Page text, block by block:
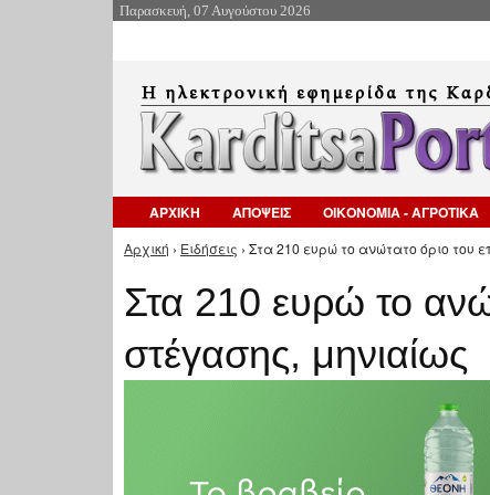
Παρασκευή, 07 Αυγούστου 2026
ΑΡΧΙΚΗ ΑΠΟΨΕΙΣ ΟΙΚΟΝΟΜΙΑ - ΑΓΡΟΤΙΚΑ
Είστε εδώ
Αρχική › Ειδήσεις › Στα 210 ευρώ το ανώτατο όριο του
Στα 210 ευρώ το
στέγασης, μηνιαίως